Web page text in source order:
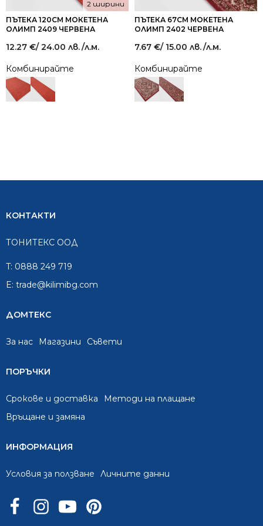
ПЪТЕКА 120СМ МОКЕТЕНА
ОЛИМП 2409 ЧЕРВЕНА
2 ширини
12.27 €/ 24.00 лв./л.м.
Комбинирайте
ПЪТЕКА 67СМ МОКЕТЕНА
ОЛИМП 2402 ЧЕРВЕНА
7.67 €/ 15.00 лв./л.м.
Комбинирайте
КОНТАКТИ
ТОНИТЕКС ООД
T: 0888 249 719
E: trade@kilimibg.com
ДОМТЕКС
За нас Mагазини Съвети
ПОРЪЧКИ
Срокове и доставка
Методи на плащане
Връщане и замяна
ИНФОРМАЦИЯ
Условия за ползване Личните данни